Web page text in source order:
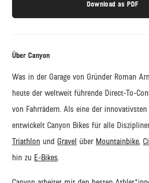
Download as PDF
Über Canyon
Was in der Garage von Gründer Roman
heute der weltweit führende Direct-To-
von Fahrrädern. Als eine der innovativsten
entwickelt Canyon Bikes für alle
Triathlon und Gravel über Mountainbike,
hin zu E-Bikes.